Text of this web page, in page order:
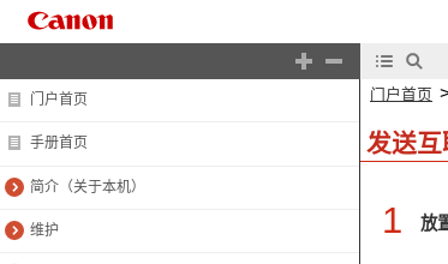
门户首页
手册首页
简介（关于本机）
维护
门户首页
发送
1 放